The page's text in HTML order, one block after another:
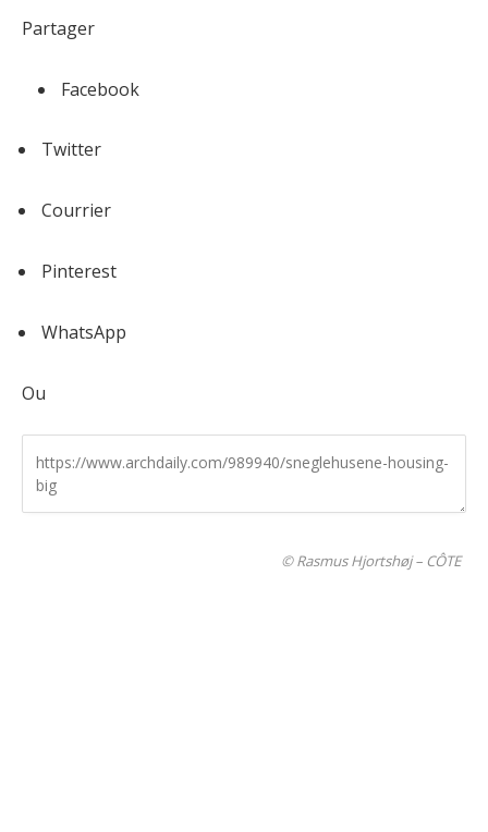
Partager
Facebook
Twitter
Courrier
Pinterest
WhatsApp
Ou
© Rasmus Hjortshøj – CÔTE